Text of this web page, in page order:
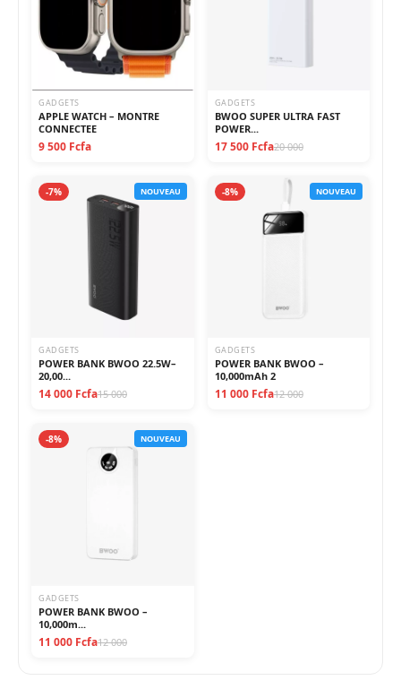
GADGETS
APPLE WATCH – MONTRE
CONNECTEE
9 500 Fcfa
GADGETS
BWOO SUPER ULTRA FAST
POWER...
17 500 Fcfa20 000
-7% NOUVEAU
GADGETS
POWER BANK BWOO 22.5W–
20,00...
14 000 Fcfa15 000
-8% NOUVEAU
GADGETS
POWER BANK BWOO –
10,000mAh 2
11 000 Fcfa12 000
-8% NOUVEAU
GADGETS
POWER BANK BWOO –
10,000m...
11 000 Fcfa12 000